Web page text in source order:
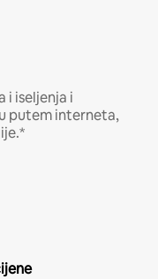
i iseljenja i
putem interneta,